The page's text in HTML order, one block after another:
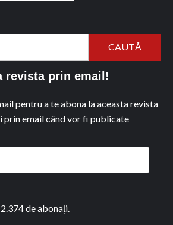
revista prin email!
pentru a te abona la aceasta revista
email când vor fi publicate
de abonați.